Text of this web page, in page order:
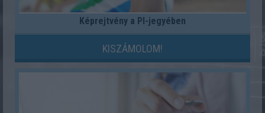
Képrejtvény a PI-jegyében
KISZÁMOLOM!